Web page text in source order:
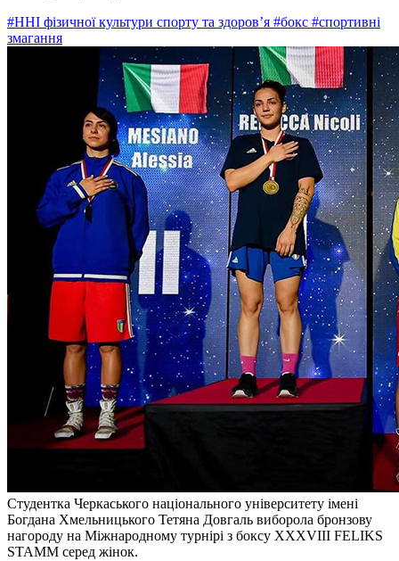
#ННІ фізичної культури спорту та здоров’я #бокс #спортивні
змагання
Студентка Черкаського національного університету імені
Богдана Хмельницького Тетяна Довгаль виборола бронзову
нагороду на Міжнародному турнірі з боксу XXXVIII FELIKS
STAMM серед жінок.